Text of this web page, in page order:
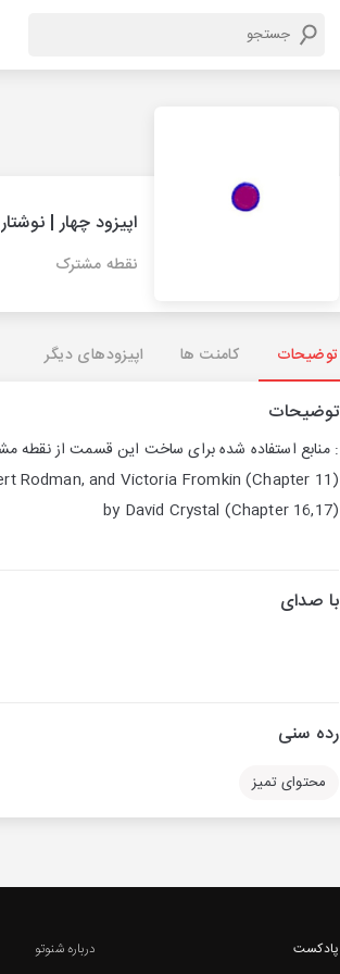
اپیزود چهار | نوشتار
نقطه مشترک
توضیحات کامنت ها اپیزودهای دیگر
توضیحات
by David Crystal (Chapter 16,17)
با صدای
رده سنی
محتوای تمیز
پادکست درباره شنوتو